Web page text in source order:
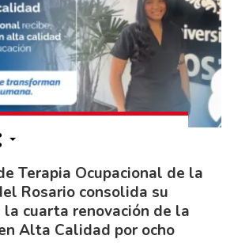
Terapia Ocupacional de la
Rosario consolida su
cuarta renovación de la
Alta Calidad por ocho